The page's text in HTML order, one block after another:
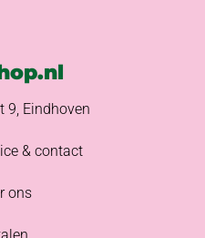
9, Eindhoven
& contact
ons